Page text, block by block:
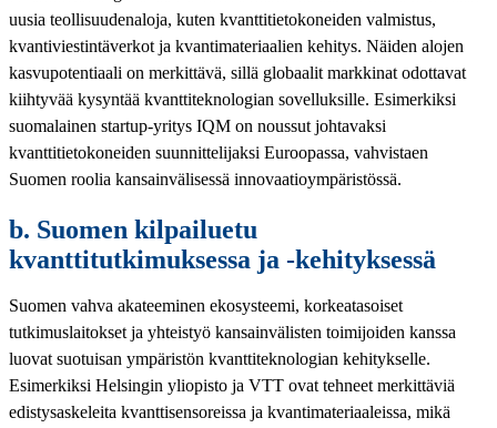
uusia teollisuudenaloja, kuten kvanttitietokoneiden valmistus,
kvantiviestintäverkot ja kvantimateriaalien kehitys. Näiden alojen
kasvupotentiaali on merkittävä, sillä globaalit markkinat odottavat
kiihtyvää kysyntää kvanttiteknologian sovelluksille. Esimerkiksi
suomalainen startup-yritys IQM on noussut johtavaksi
kvanttitietokoneiden suunnittelijaksi Euroopassa, vahvistaen
Suomen roolia kansainvälisessä innovaatioympäristössä.
b. Suomen kilpailuetu
kvanttitutkimuksessa ja -kehityksessä
Suomen vahva akateeminen ekosysteemi, korkeatasoiset
tutkimuslaitokset ja yhteistyö kansainvälisten toimijoiden kanssa
luovat suotuisan ympäristön kvanttiteknologian kehitykselle.
Esimerkiksi Helsingin yliopisto ja VTT ovat tehneet merkittäviä
edistysaskeleita kvanttisensoreissa ja kvantimateriaaleissa, mikä